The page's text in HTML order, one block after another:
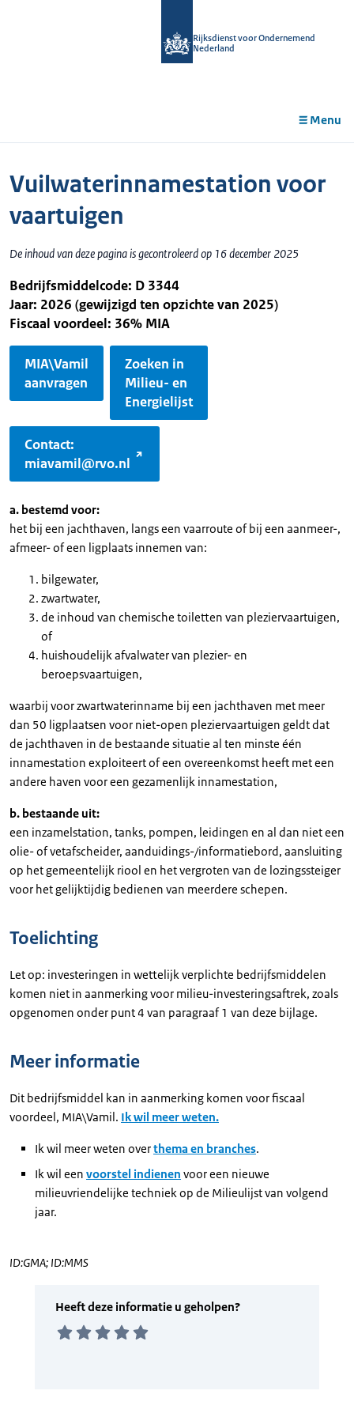
Rijksdienst voor Ondernemend
Nederland
Menu
Vuilwaterinnamestation voor
vaartuigen
De inhoud van deze pagina is gecontroleerd op 16 december 2025
Bedrijfsmiddelcode: D 3344
Jaar: 2026 (gewijzigd ten opzichte van 2025)
Fiscaal voordeel: 36% MIA
MIA\Vamil
aanvragen
Zoeken in
Milieu- en
Energielijst
Contact:
miavamil@rvo.nl
a. bestemd voor:
het bij een jachthaven, langs een vaarroute of bij een aanmeer-,
afmeer- of een ligplaats innemen van:
bilgewater,
zwartwater,
de inhoud van chemische toiletten van pleziervaartuigen,
of
huishoudelijk afvalwater van plezier- en
beroepsvaartuigen,
waarbij voor zwartwaterinname bij een jachthaven met meer
dan 50 ligplaatsen voor niet-open pleziervaartuigen geldt dat
de jachthaven in de bestaande situatie al ten minste één
innamestation exploiteert of een overeenkomst heeft met een
andere haven voor een gezamenlijk innamestation,
b. bestaande uit:
een inzamelstation, tanks, pompen, leidingen en al dan niet een
olie- of vetafscheider, aanduidings-/informatiebord, aansluiting
op het gemeentelijk riool en het vergroten van de lozingssteiger
voor het gelijktijdig bedienen van meerdere schepen.
Toelichting
Let op: investeringen in wettelijk verplichte bedrijfsmiddelen
komen niet in aanmerking voor milieu-investeringsaftrek, zoals
opgenomen onder punt 4 van paragraaf 1 van deze bijlage.
Meer informatie
Dit bedrijfsmiddel kan in aanmerking komen voor fiscaal
voordeel, MIA\Vamil. Ik wil meer weten.
Ik wil meer weten overthema en branches.
Ik wil een voorstel indienen voor een nieuwe
milieuvriendelijke techniek op de Milieulijst van volgend
jaar.
ID:GMA; ID:MMS